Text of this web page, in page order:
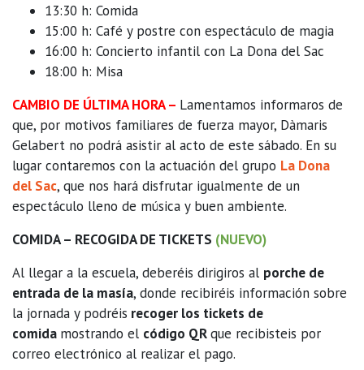
13:30 h: Comida
15:00 h: Café y postre con espectáculo de magia
16:00 h: Concierto infantil con La Dona del Sac
18:00 h: Misa
CAMBIO DE ÚLTIMA HORA – Lamentamos informaros de
que, por motivos familiares de fuerza mayor, Dàmaris
Gelabert no podrá asistir al acto de este sábado. En su
lugar contaremos con la actuación del grupo La Dona
del Sac, que nos hará disfrutar igualmente de un
espectáculo lleno de música y buen ambiente.
COMIDA – RECOGIDA DE TICKETS (NUEVO)
Al llegar a la escuela, deberéis dirigiros al porche de
entrada de la masía, donde recibiréis información sobre
la jornada y podréis recoger los tickets de
comida mostrando el código QRque recibisteis por
correo electrónico al realizar el pago.